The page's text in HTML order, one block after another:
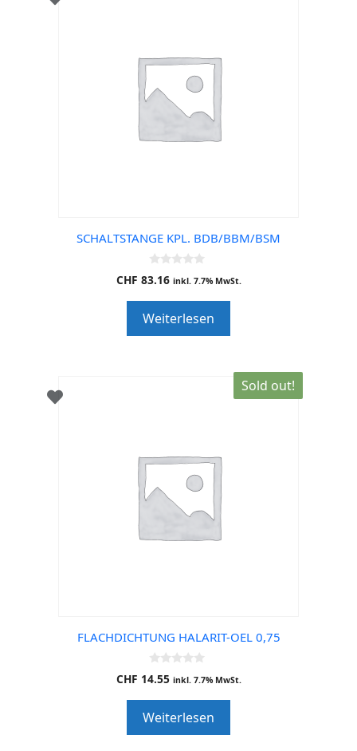
SCHALTSTANGE KPL. BDB/BBM/BSM
0
o
o
f
5
CHF 83.16 inkl. 7.7% MwSt.
Weiterlesen
Sold out!
FLACHDICHTUNG HALARIT-OEL 0,75
0
o
o
f
5
CHF 14.55 inkl. 7.7% MwSt.
Weiterlesen